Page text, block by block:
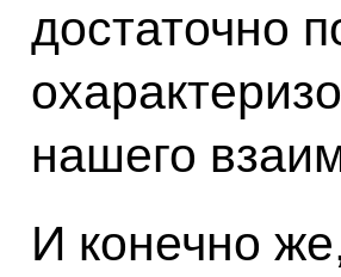
достаточно
нашего
И конечно